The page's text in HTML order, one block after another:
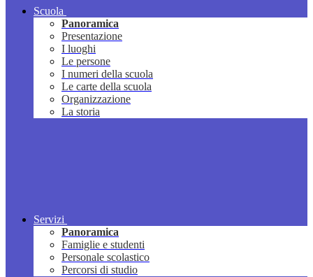
Scuola
Panoramica
Presentazione
I luoghi
Le persone
I numeri della scuola
Le carte della scuola
Organizzazione
La storia
Servizi
Panoramica
Famiglie e studenti
Personale scolastico
Percorsi di studio